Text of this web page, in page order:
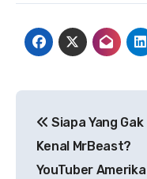
pos
Siapa Yang Gak
Kenal MrBeast?
YouTuber Amerika